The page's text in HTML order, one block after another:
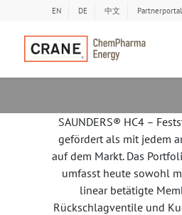
EN DE 中文 Partnerportal
SAUNDERS® HC4 –
gefördert als mit jedem
auf dem Markt. Das
umfasst heute sowohl
linear betätigte
Rückschlagventile und